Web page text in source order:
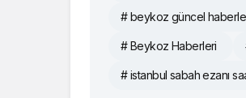
# beykoz güncel
# Beykoz Haberleri
# istanbul sabah ezanı